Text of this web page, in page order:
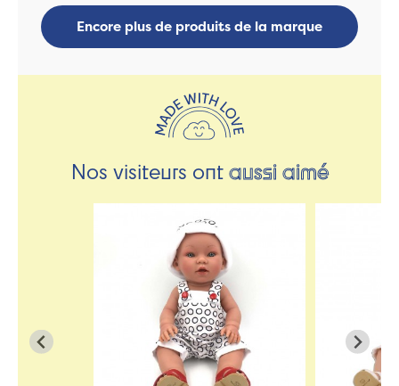
Encore plus de produits de la marque
Nos visiteurs ontaussi aimé